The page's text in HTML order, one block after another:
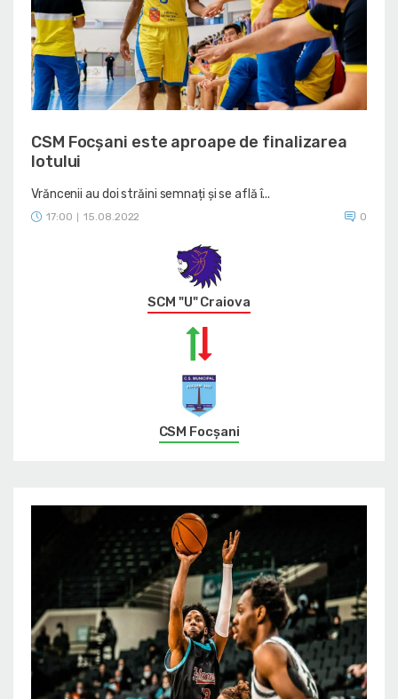
CSM Focșani este aproape de finalizarea
lotului
Vrăncenii au doi străini semnați și se află î...
17:00 15.08.2022 0
SCM "U" Craiova
CSM Focșani